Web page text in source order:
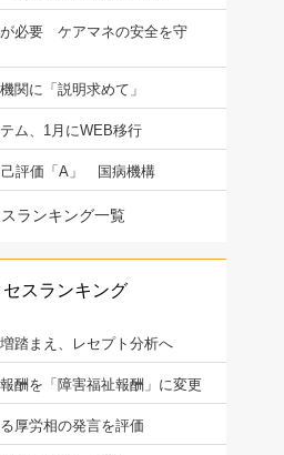
必要 ケアマネの安全を守
関に「説明求めて」
ム、1月にWEB移行
己評価「A」 国病機構
ランキング一覧
セスランキング
踏まえ、レセプト分析へ
酬を「障害福祉報酬」に変更
厚労相の発言を評価